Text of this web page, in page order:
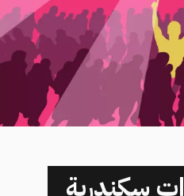
سكندرية